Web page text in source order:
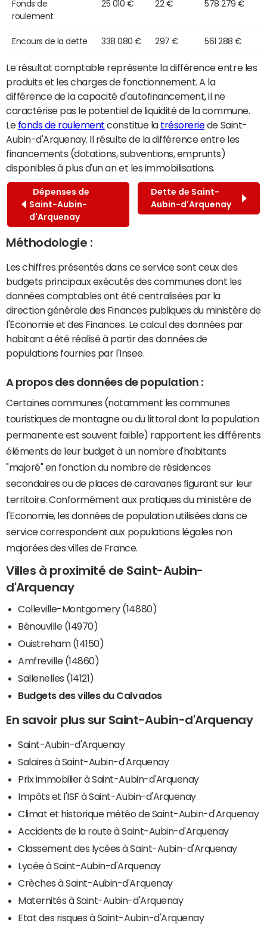
Fonds de
roulement
25 010 € 22 € 578 279 €
Encours de la dette 338 080 € 297 € 561 288 €
Le résultat comptable représente la différence entre les
produits et les charges de fonctionnement. A la
différence de la capacité d'autofinancement, il ne
caractérise pas le potentiel de liquidité de la commune.
Le fonds de roulement constitue la trésoreriede Saint-
Aubin-d'Arquenay. Il résulte de la différence entre les
financements (dotations, subventions, emprunts)
disponibles à plus d'un an et les immobilisations.
Dépenses de
Saint-Aubin-
d'Arquenay
Dette de Saint-
Aubin-d'Arquenay
Méthodologie :
Les chiffres présentés dans ce service sont ceux des
budgets principaux exécutés des communes dont les
données comptables ont été centralisées par la
direction générale des Finances publiques du ministère de
l'Economie et des Finances. Le calcul des données par
habitant a été réalisé à partir des données de
populations fournies par l'Insee.
A propos des données de population :
Certaines communes (notamment les communes
touristiques de montagne ou du littoral dont la population
permanente est souvent faible) rapportent les différents
éléments de leur budget à un nombre d'habitants
"majoré" en fonction du nombre de résidences
secondaires ou de places de caravanes figurant sur leur
territoire. Conformément aux pratiques du ministère de
l'Economie, les données de population utilisées dans ce
service correspondent aux populations légales non
majorées des villes de France.
Villes à proximité de Saint-Aubin-
d'Arquenay
Colleville-Montgomery (14880)
Bénouville (14970)
Ouistreham (14150)
Amfreville (14860)
Sallenelles (14121)
Budgets des villes du Calvados
En savoir plus sur Saint-Aubin-d'Arquenay
Saint-Aubin-d'Arquenay
Salaires à Saint-Aubin-d'Arquenay
Prix immobilier à Saint-Aubin-d'Arquenay
Impôts et l'ISF à Saint-Aubin-d'Arquenay
Climat et historique météo de Saint-Aubin-d'Arquenay
Accidents de la route à Saint-Aubin-d'Arquenay
Classement des lycées à Saint-Aubin-d'Arquenay
Lycée à Saint-Aubin-d'Arquenay
Crèches à Saint-Aubin-d'Arquenay
Maternités à Saint-Aubin-d'Arquenay
Etat des risques à Saint-Aubin-d'Arquenay